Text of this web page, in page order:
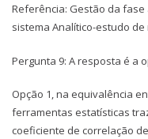
Referência: Gestão da fase
sistema Analítico-estudo de
Pergunta 9: A resposta é a
Opção 1, na equivalência
ferramentas estatísticas
coeficiente de correlação